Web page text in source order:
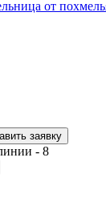
от
заявку
- 8